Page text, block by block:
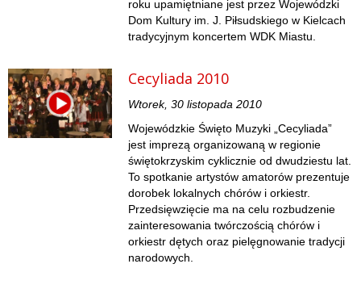
roku upamiętniane jest przez Wojewódzki
Dom Kultury im. J. Piłsudskiego w Kielcach
tradycyjnym koncertem WDK Miastu.
Cecyliada 2010
Wtorek, 30 listopada 2010
Wojewódzkie Święto Muzyki „Cecyliada”
jest imprezą organizowaną w regionie
świętokrzyskim cyklicznie od dwudziestu lat.
To spotkanie artystów amatorów prezentuje
dorobek lokalnych chórów i orkiestr.
Przedsięwzięcie ma na celu rozbudzenie
zainteresowania twórczością chórów i
orkiestr dętych oraz pielęgnowanie tradycji
narodowych.